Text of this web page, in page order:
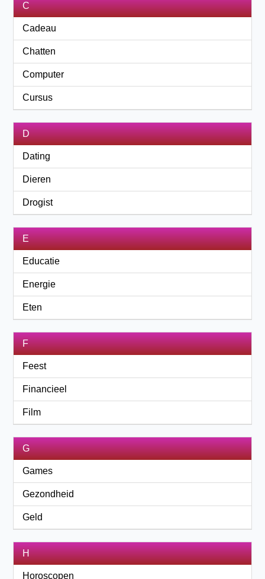
C
Cadeau
Chatten
Computer
Cursus
D
Dating
Dieren
Drogist
E
Educatie
Energie
Eten
F
Feest
Financieel
Film
G
Games
Gezondheid
Geld
H
Horoscopen